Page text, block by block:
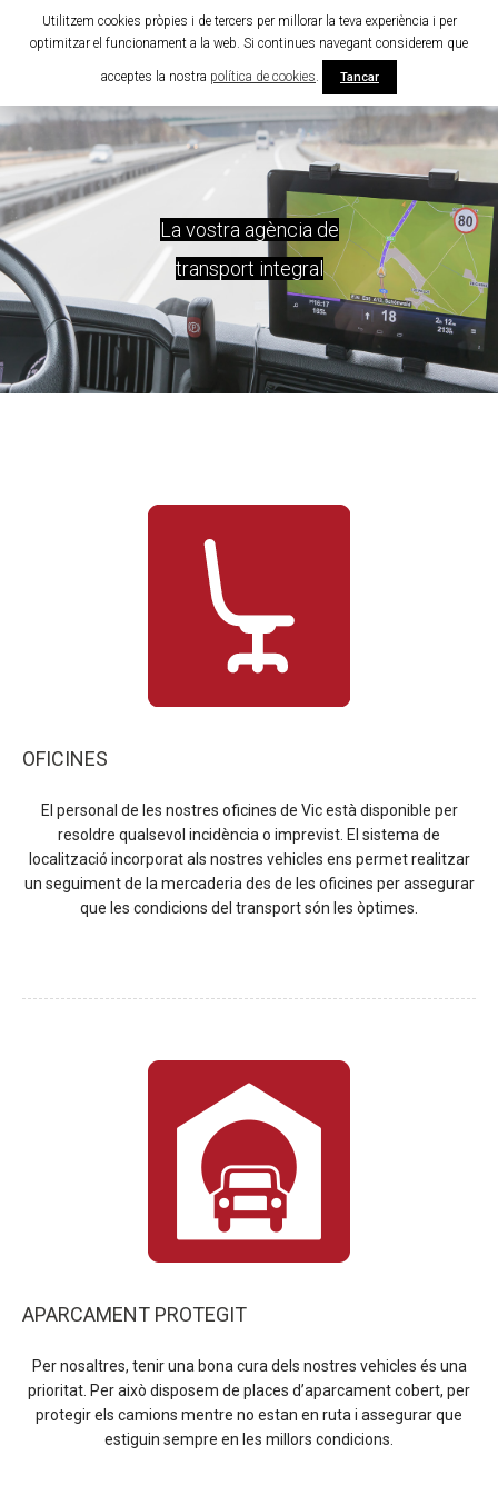
La vostra agència de
transport integral
OFICINES
El personal de les nostres oficines de Vic està disponible per
resoldre qualsevol incidència o imprevist. El sistema de
localització incorporat als nostres vehicles ens permet realitzar
un seguiment de la mercaderia des de les oficines per assegurar
que les condicions del transport són les òptimes.
APARCAMENT PROTEGIT
Per nosaltres, tenir una bona cura dels nostres vehicles és una
prioritat. Per això disposem de places d’aparcament cobert, per
protegir els camions mentre no estan en ruta i assegurar que
estiguin sempre en les millors condicions.
Utilitzem cookies pròpies i de tercers per millorar la teva experiència i per
optimitzar el funcionament a la web. Si continues navegant considerem que
acceptes la nostra política de cookies Tancar